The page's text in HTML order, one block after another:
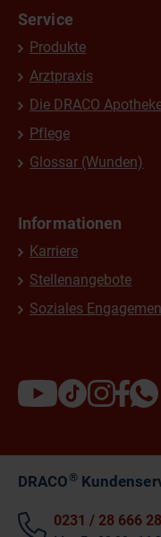
Service
Produkte
Arztpraxis
Die DRACO
Pflege
Glossar (Wunden)
Informationen
Karriere
Stellenangebote
Soziales
DRACO®
0231 / 28 666